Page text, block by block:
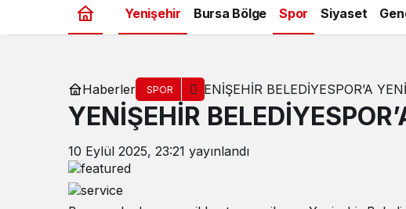
Yenişehir Bursa Bölge Spor Siyaset
Haberler SPOR YENİŞEHİR BELEDİYESPOR’A
YENİŞEHİR
10 Eylül 2025, 23:21 yayınlandı